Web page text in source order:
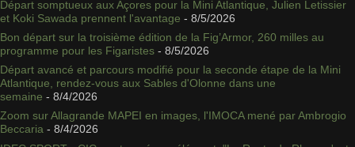
Départ somptueux aux Açores pour la Mini Atlantique, Julien Letissier
et Koki Sawada prennent l'avantage - 8/5/2026
Bon départ sur la troisième édition de la Fig’Armor, 260 milles au
programme pour les Figaristes - 8/5/2026
Départ avancé et parcours modifié pour la seconde étape de la Mini
Atlantique, rendez-vous aux Sables d'Olonne dans une
semaine - 8/4/2026
Zoom sur Allagrande MAPEI en images, l'IMOCA mené par Ambrogio
Beccaria - 8/4/2026